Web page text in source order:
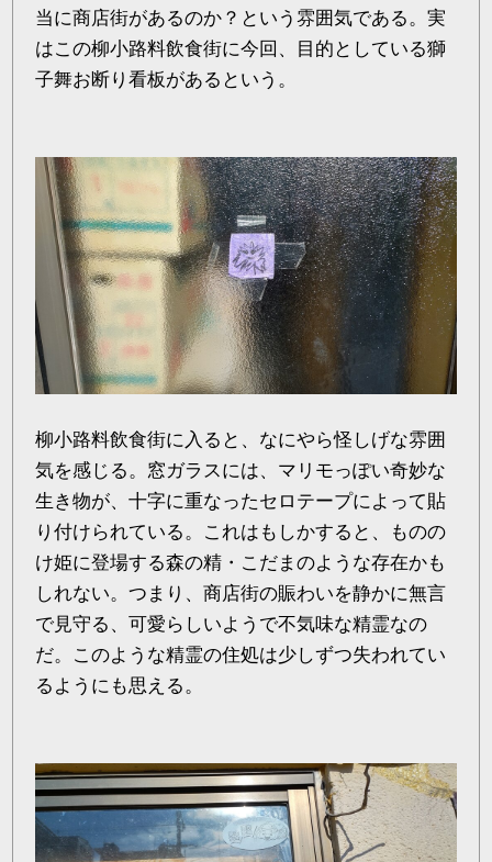
当に商店街があるのか？という雰囲気である。実
はこの柳小路料飲食街に今回、目的としている獅
子舞お断り看板があるという。
柳小路料飲食街に入ると、なにやら怪しげな雰囲
気を感じる。窓ガラスには、マリモっぽい奇妙な
生き物が、十字に重なったセロテープによって貼
り付けられている。これはもしかすると、ものの
け姫に登場する森の精・こだまのような存在かも
しれない。つまり、商店街の賑わいを静かに無言
で見守る、可愛らしいようで不気味な精霊なの
だ。このような精霊の住処は少しずつ失われてい
るようにも思える。